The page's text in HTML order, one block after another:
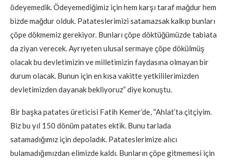
ödeyemedik. Ödeyemediğimiz için hem karşı taraf mağdur hem
bizde mağdur olduk. Patateslerimizi satamazsak kalkıp bunları
çöpe dökmemiz gerekiyor. Bunları çöpe döktüğümüzde tabiata
da ziyan verecek. Ayrıyeten ulusal sermaye çöpe dökülmüş
olacak bu devletimizin ve milletimizin faydasına olmayan bir
durum olacak. Bunun için en kısa vakitte yetkililerimizden
devletimizden dayanak bekliyoruz” diye konuştu.
Bir başka patates üreticisi Fatih Kemer’de, “Ahlat’ta çitçiyim.
Biz bu yıl 150 dönüm patates ektik. Bunu tarlada
satamadığımız için depoladık. Patateslerimize alıcı
bulamadığımızdan elimizde kaldı. Bunların çöpe gitmemesi için